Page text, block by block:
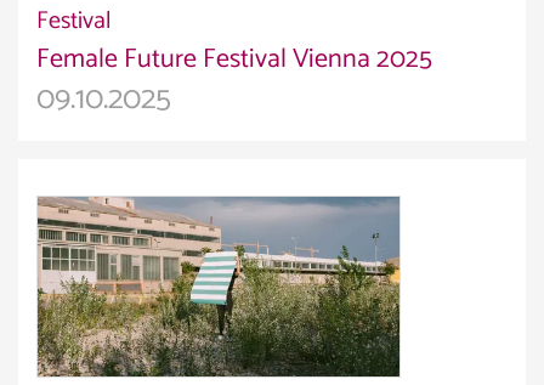
Festival
Female Future Festival Vienna 2025
09.10.2025